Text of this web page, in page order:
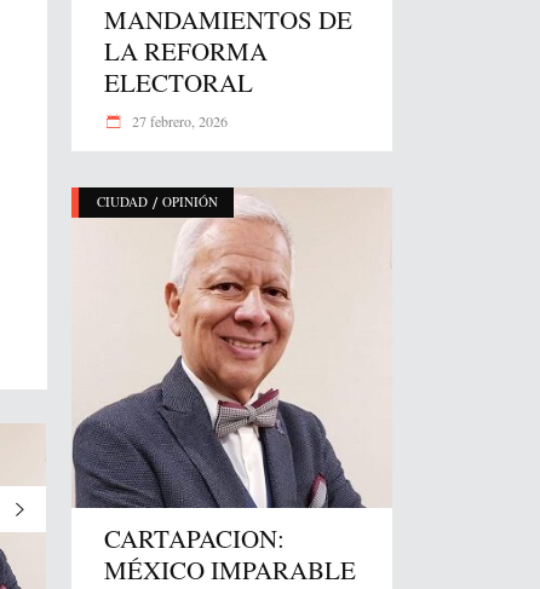
MANDAMIENTOS DE
LA REFORMA
ELECTORAL
27 febrero, 2026
CIUDAD / OPINIÓN
CARTAPACION:
MÉXICO IMPARABLE